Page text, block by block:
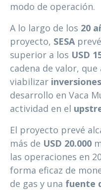
modo de operación.
A lo largo de los 20
proyecto, SESA
superior a los USD
cadena de valor,
viabilizar
desarrollo en Vaca
actividad en el
El proyecto prevé
más de USD 20.000
las operaciones en
forma eficaz de
de gas y una fuente